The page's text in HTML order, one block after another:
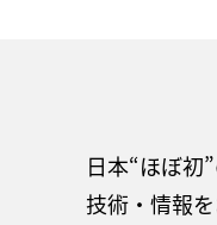
日本“ほぼ初
技術・情報を